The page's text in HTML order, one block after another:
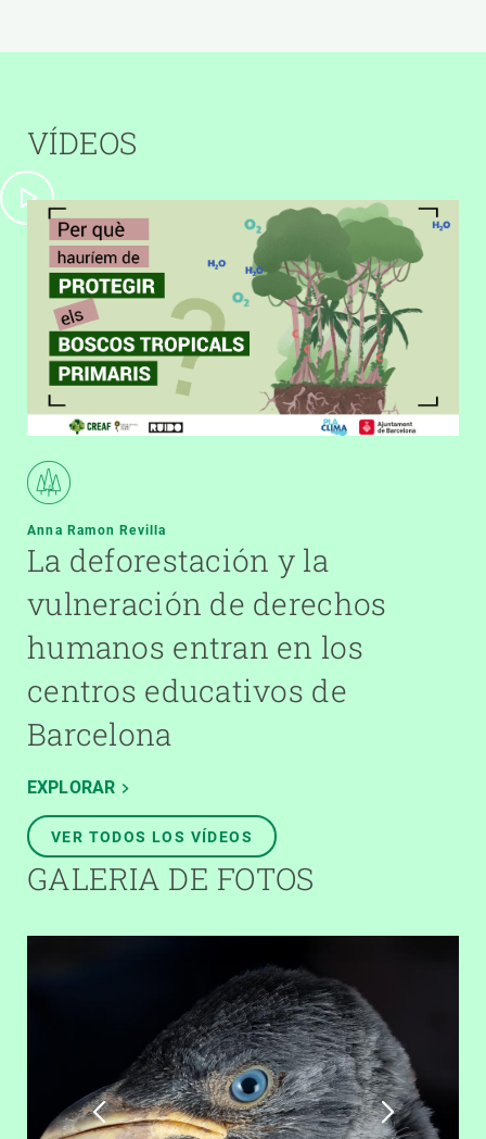
VÍDEOS
Anna Ramon Revilla
La deforestación y la
vulneración de derechos
humanos entran en los
centros educativos de
Barcelona
EXPLORAR
VER TODOS LOS VÍDEOS
GALERIA DE FOTOS